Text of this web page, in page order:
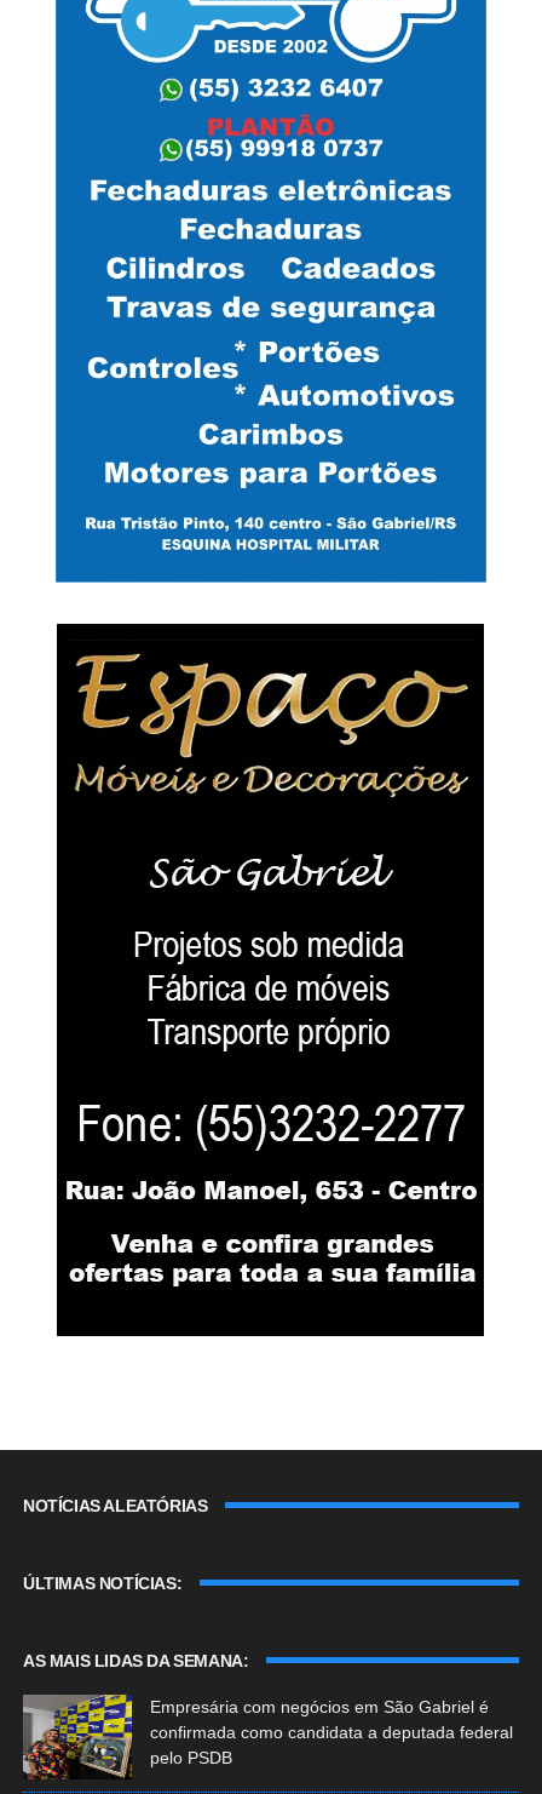
NOTÍCIAS ALEATÓRIAS
ÚLTIMAS NOTÍCIAS:
AS MAIS LIDAS DA SEMANA:
Empresária com negócios em São Gabriel é
confirmada como candidata a deputada federal
pelo PSDB